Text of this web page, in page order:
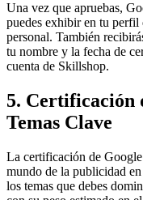
Una vez que apruebas,
puedes exhibir en tu
personal. También
tu nombre y la fecha de
cuenta de Skillshop.
5. Certificación
Temas Clave
La certificación de Google
mundo de la publicidad
los temas que debes